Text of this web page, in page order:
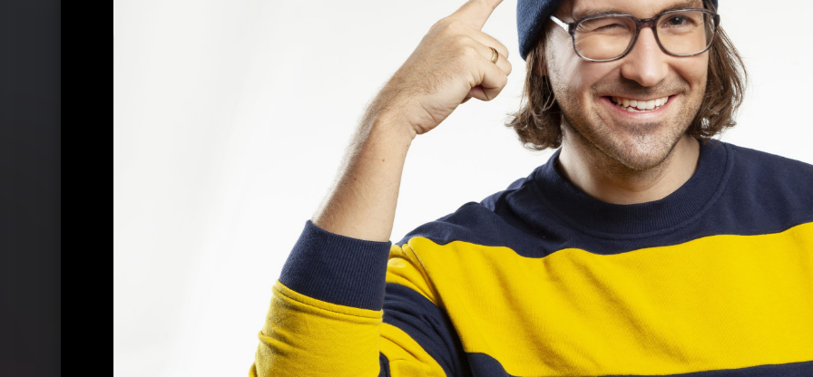
Ähnliche Künstler wie herrH